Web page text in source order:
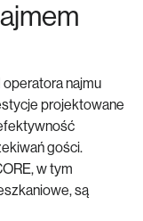
najmu
projektowane
gości.
w tym
, są